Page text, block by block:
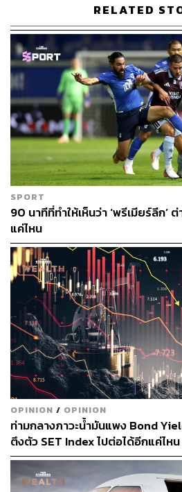
ด้วยการลงทุนอ้างอิงดัชนี S&P 500
โอกาสเข้าถึงหุ้นชั้นนำของโลก ทำ
หนึ่งของการเติบโตของบริษัท เช่น
NVIDIA, Starbucks, Netflix และ
อีกทั้งบริษัทในดัชนี S&P 500 ส่วนใ
ในหลายประเทศทั่วโลก โดยดัชนีมี
ต่างประเทศหรือนอกสหรัฐฯ ราว
S&P 500 เปรียบเสมือนได้กระจาย
ในตัวเช่นกัน
ดัชนี S&P 500 มีผลตอบแทนที่แข็งแ
S&P 500 ให้ผลตอบแทนรวมเฉลี่ยร
ปีย้อนหลัง (ปี 2536-2566) เอาชนะดั
World ที่ให้ผลตอบแทนรวมเฉลี่ย
ของไทย ก็ให้ผลตอบแทนรวมเฉลี่ยเ
เวลาเดียวกัน นอกจากนี้ S&P 500
เอาชนะ หลังกว่า 94% ของกองทุน
ลงทุนในหุ้นสหรัฐฯ มีผลตอบแทนที่แ
ปีที่ผ่านมา
RELATED
SPORT
90 นาทีที่ทำให้เห็นว่า ‘พรีเมียร์ลีก’ ต่
แค่ไหน
OPINION / OPINION
ท่ามกลางภาวะน้ำมันแพง Bond
ตึงตัว SET Index ไปต่อได้อีกแค่ไหน